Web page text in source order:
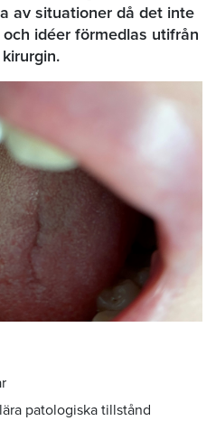
av situationer då det inte
idéer förmedlas utifrån
patologiska tillstånd